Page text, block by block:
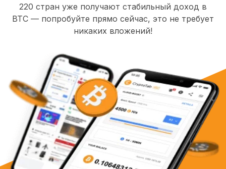
220 стран уже получают стабильный доход в
BTC — попробуйте прямо сейчас, это не требует
никаких вложений!